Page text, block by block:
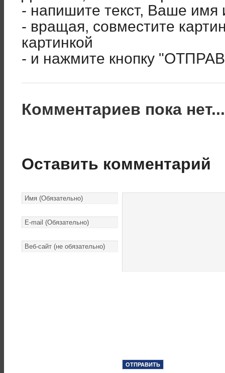
- напишите текст, Ваше имя
- вращая, совместите
картинкой
- и нажмите кнопку
Комментариев пока
Оставить комментарий